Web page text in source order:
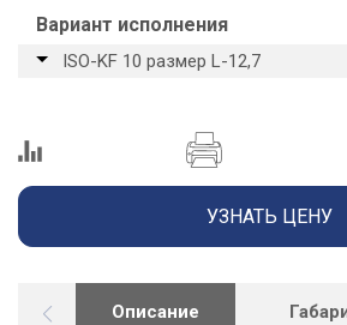
Вариант исполнения
ISO-KF 10 размер L-12,7
УЗНАТЬ ЦЕНУ
Описание